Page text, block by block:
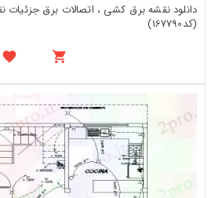
دانلود نقشه برق کشی ، اتصالات برق جزئیات
(کد167790)